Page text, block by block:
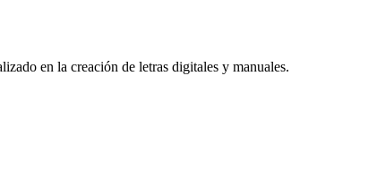
en la creación de letras digitales y manuales.